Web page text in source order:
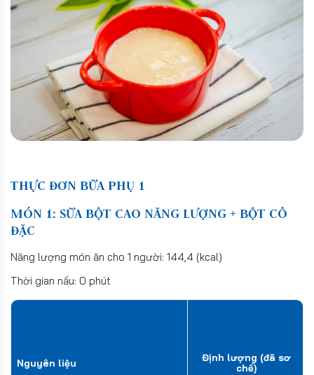
THỰC ĐƠN BỮA PHỤ 1
MÓN 1: SỮA BỘT CAO NĂNG LƯỢNG + BỘT CÔ
ĐẶC
Năng lượng món ăn cho 1 người: 144,4 (kcal)
Thời gian nấu: 0 phút
Nguyên liệu
Định lượng (đã sơ
chế)